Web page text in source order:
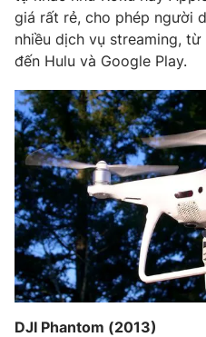
giá rất rẻ, cho phép người
nhiều dịch vụ streaming,
đến Hulu và Google Play.
DJI Phantom (2013)